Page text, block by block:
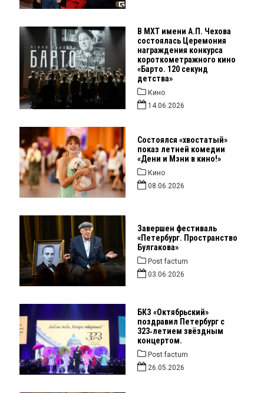
В МХТ имени А.П. Чехова
состоялась Церемония
награждения конкурса
короткометражного кино
«Барто. 120 секунд
детства»
Кино
14.06.2026
Состоялся «хвостатый»
показ летней комедии
«Дени и Мэни в кино!»
Кино
08.06.2026
Завершен фестиваль
«Петербург. Пространство
Булгакова»
Post factum
03.06.2026
БКЗ «Октябрьский»
поздравил Петербург с
323‑летием звёздным
концертом.
Post factum
26.05.2026